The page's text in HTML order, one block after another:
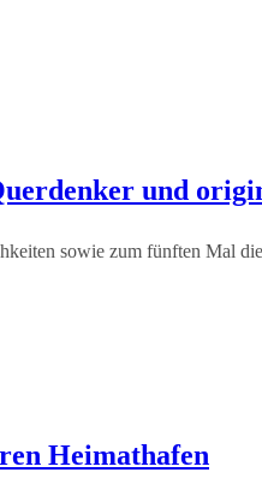
und
sowie zum fünften Mal
Heimathafen